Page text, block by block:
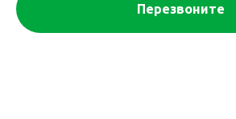
Перезвоните